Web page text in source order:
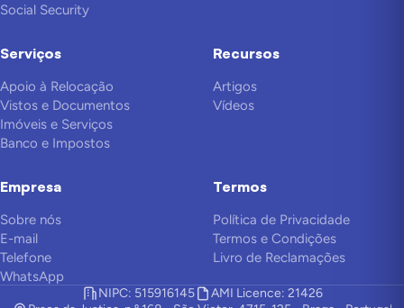
Social Security
Serviços
Apoio à Relocação
Vistos e Documentos
Imóveis e Serviços
Banco e Impostos
Recursos
Artigos
Vídeos
Empresa
Sobre nós
E-mail
Telefone
WhatsApp
Termos
Política de Privacidade
Termos e Condições
Livro de Reclamações
NIPC: 515916145
AMI Licence: 21426